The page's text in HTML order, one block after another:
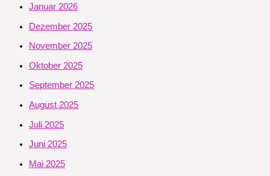
Januar 2026
Dezember 2025
November 2025
Oktober 2025
September 2025
August 2025
Juli 2025
Juni 2025
Mai 2025